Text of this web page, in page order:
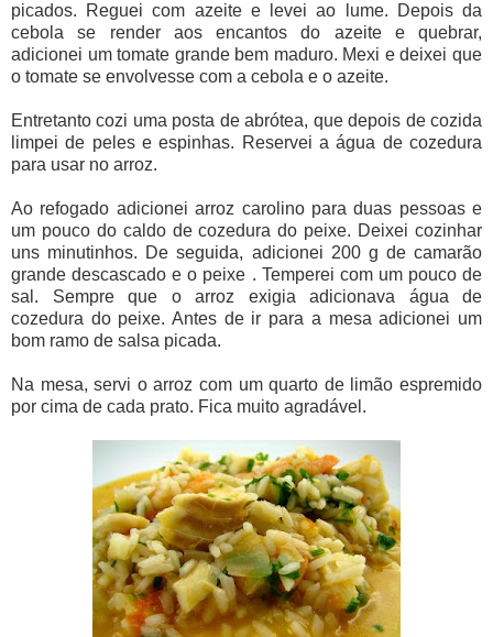
picados. Reguei com azeite e levei ao lume. Depois da
cebola se render aos encantos do azeite e quebrar,
adicionei um tomate grande bem maduro. Mexi e deixei que
o tomate se envolvesse com a cebola e o azeite.
Entretanto cozi uma posta de abrótea, que depois de cozida
limpei de peles e espinhas. Reservei a água de cozedura
para usar no arroz.
Ao refogado adicionei arroz carolino para duas pessoas e
um pouco do caldo de cozedura do peixe. Deixei cozinhar
uns minutinhos. De seguida, adicionei 200 g de camarão
grande descascado e o peixe . Temperei com um pouco de
sal. Sempre que o arroz exigia adicionava água de
cozedura do peixe. Antes de ir para a mesa adicionei um
bom ramo de salsa picada.
Na mesa, servi o arroz com um quarto de limão espremido
por cima de cada prato. Fica muito agradável.